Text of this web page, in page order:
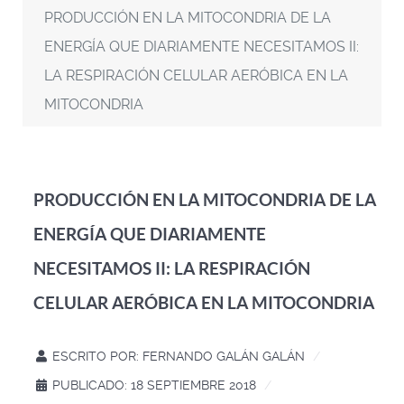
PRODUCCIÓN EN LA MITOCONDRIA DE LA
ENERGÍA QUE DIARIAMENTE NECESITAMOS II:
LA RESPIRACIÓN CELULAR AERÓBICA EN LA
MITOCONDRIA
PRODUCCIÓN EN LA MITOCONDRIA DE LA
ENERGÍA QUE DIARIAMENTE
NECESITAMOS II: LA RESPIRACIÓN
CELULAR AERÓBICA EN LA MITOCONDRIA
ESCRITO POR: FERNANDO GALÁN GALÁN
PUBLICADO: 18 SEPTIEMBRE 2018